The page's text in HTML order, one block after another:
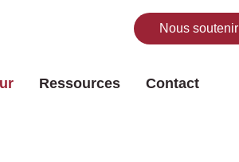
Rechercher
Nous soutenir
Ressources Contact